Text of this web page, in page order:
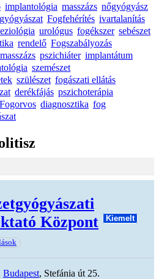
implantológia masszázs nőgyógyász
Fogfehérítés ivartalanítás
urológus fogékszer sebészet
rendelő Fogszabályozás
pszichiáter implantátum
szemészet
szülészet fogászati ellátás
derékfájás pszichoterápia
Fogorvos diagnosztika fog
Központ
Kiemelt
Budapest, Stefánia út 25.